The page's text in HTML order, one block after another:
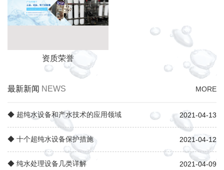
资质荣誉
最新新闻 NEWS MORE
◆ 超纯水设备和产水技术的应用领域 2021-04-13
◆ 十个超纯水设备保护措施 2021-04-12
◆ 纯水处理设备几类详解 2021-04-09